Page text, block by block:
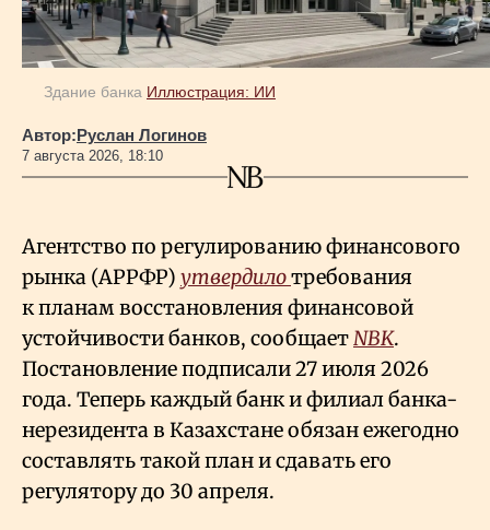
Здание банка Иллюстрация: ИИ
Автор:Руслан Логинов
7 августа 2026, 18:10
Агентство по регулированию финансового
рынка (АРРФР) утвердилотребования
к планам восстановления финансовой
устойчивости банков, сообщаетNBK.
Постановление подписали 27 июля 2026
года. Теперь каждый банк и филиал банка-
нерезидента в Казахстане обязан ежегодно
составлять такой план и сдавать его
регулятору до 30 апреля.